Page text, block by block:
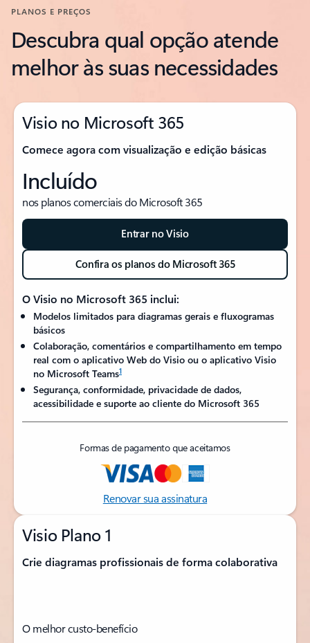
PLANOS E PREÇOS
Descubra qual opção atende
melhor às suas necessidades
Visio no Microsoft 365
Comece agora com visualização e edição básicas
Incluído
nos planos comerciais do Microsoft 365
Entrar no Visio
Confira os planos do Microsoft 365
O Visio no Microsoft 365 inclui:
Modelos limitados para diagramas gerais e fluxogramas
básicos
Colaboração, comentários e compartilhamento em tempo
real com o aplicativo Web do Visio ou o aplicativo Visio
no Microsoft Teams1
Segurança, conformidade, privacidade de dados,
acessibilidade e suporte ao cliente do Microsoft 365
Formas de pagamento que aceitamos
Renovar sua assinatura
Visio Plano 1
Crie diagramas profissionais de forma colaborativa
O melhor custo-benefício